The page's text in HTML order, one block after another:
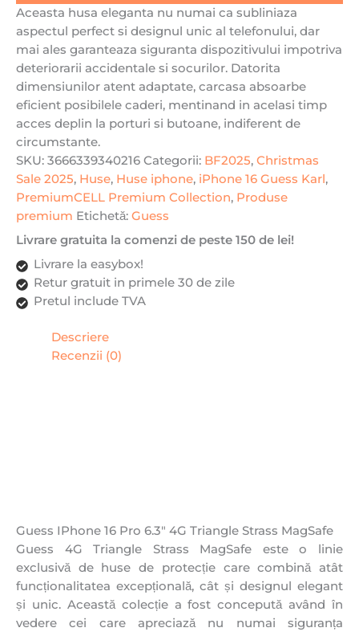
Guess,
New
4G
Triangle,
Hardcase,
Negru
Aceasta husa eleganta nu numai ca subliniaza
aspectul perfect si designul unic al telefonului, dar
mai ales garanteaza siguranta dispozitivului impotriva
deteriorarii accidentale si socurilor. Datorita
dimensiunilor atent adaptate, carcasa absoarbe
eficient posibilele caderi, mentinand in acelasi timp
acces deplin la porturi si butoane, indiferent de
circumstante.
SKU: 3666339340216 Categorii: BF2025, Christmas
Sale 2025, Huse, Huse iphone, iPhone 16 Guess Karl,
PremiumCELL Premium Collection, Produse
premium Etichetă: Guess
Livrare gratuita la comenzi de peste 150 de lei!
Livrare la easybox!
Retur gratuit in primele 30 de zile
Pretul include TVA
Descriere
Recenzii (0)
Guess IPhone 16 Pro 6.3″ 4G Triangle Strass MagSafe
Guess 4G Triangle Strass MagSafe este o linie
exclusivă de huse de protecție care combină atât
funcționalitatea excepțională, cât și designul elegant
și unic. Această colecție a fost concepută având în
vedere cei care apreciază nu numai siguranța